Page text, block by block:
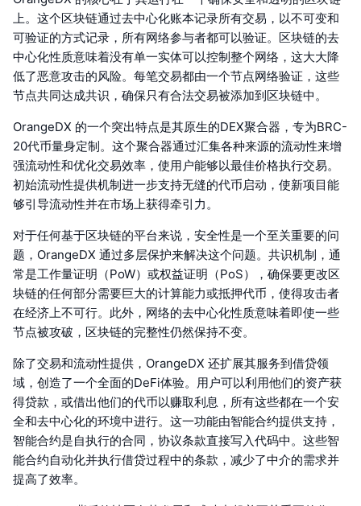
上。这个区块链通过去中心化账本记录所有交易，以不可变和
可验证的方式记录，所有网络参与者都可以验证。区块链的去
中心化性质意味着没有单一实体可以控制整个网络，这大大降
低了恶意攻击的风险。每笔交易都由一个节点网络验证，这些
节点共同达成共识，确保只有合法交易被添加到区块链中。
OrangeDX 的一个突出特点是其原生的DEX聚合器，专为BRC-
20代币量身定制。这个聚合器通过汇集各种来源的流动性来增
强流动性和优化交易效率，使用户能够以最佳价格执行交易。
初始流动性提供机制进一步支持无缝的代币启动，使新项目能
够引导流动性并在市场上获得牵引力。
对于任何基于区块链的平台来说，安全性是一个至关重要的问
题，OrangeDX 通过多层保护来解决这个问题。共识机制，通
常是工作量证明（PoW）或权益证明（PoS），确保要更改区
块链的任何部分需要巨大的计算能力或抵押代币，使得攻击者
在经济上不可行。此外，网络的去中心化性质意味着即使一些
节点被攻破，区块链的完整性仍然保持不变。
除了交易和流动性提供，OrangeDX 还扩展其服务到借贷领
域，创造了一个全面的DeFi体验。用户可以利用他们的资产获
得贷款，或借出他们的代币以赚取利息，所有这些都在一个安
全和去中心化的环境中进行。这一功能由智能合约提供支持，
智能合约是自执行的合同，协议条款直接写入代码中。这些智
能合约自动化并执行借贷过程中的条款，减少了中介的需求并
提高了效率。